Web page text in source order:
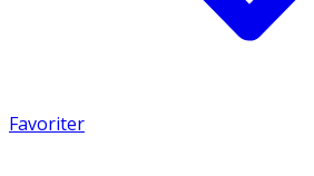
Favoriter